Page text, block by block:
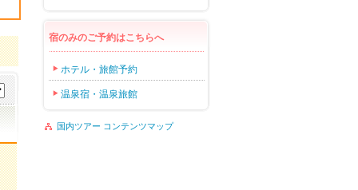
宿のみのご予約はこちらへ
ホテル・旅館予約
温泉宿・温泉旅館
国内ツアー コンテンツマップ